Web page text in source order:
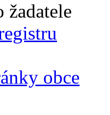
žadatele
obce